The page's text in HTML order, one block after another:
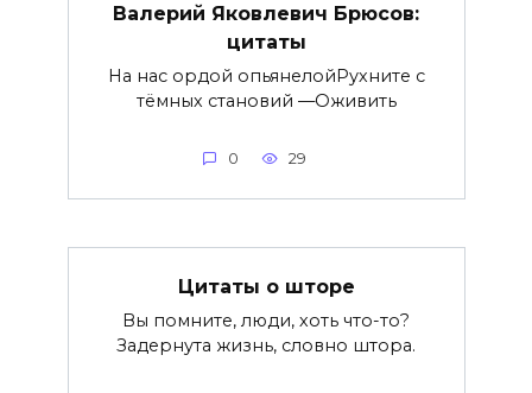
Валерий Яковлевич Брюсов:
цитаты
На нас ордой опьянелойРухните с
тёмных становий —Оживить
0 29
Цитаты о шторе
Вы помните, люди, хоть что-то?
Задернута жизнь, словно штора.